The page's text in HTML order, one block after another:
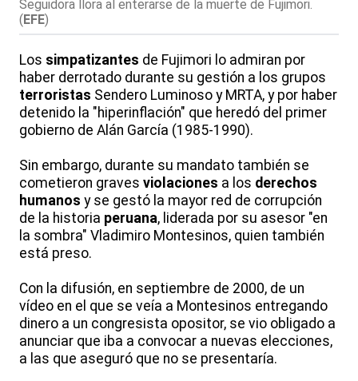
Seguidora llora al enterarse de la muerte de Fujimori.
(EFE)
Los simpatizantes de Fujimori lo admiran por
haber derrotado durante su gestión a los grupos
terroristas Sendero Luminoso y MRTA, y por haber
detenido la "hiperinflación" que heredó del primer
gobierno de Alán García (1985-1990).
Sin embargo, durante su mandato también se
cometieron graves violaciones a los derechos
humanos y se gestó la mayor red de corrupción
de la historia peruana, liderada por su asesor "en
la sombra" Vladimiro Montesinos, quien también
está preso.
Con la difusión, en septiembre de 2000, de un
vídeo en el que se veía a Montesinos entregando
dinero a un congresista opositor, se vio obligado a
anunciar que iba a convocar a nuevas elecciones,
a las que aseguró que no se presentaría.